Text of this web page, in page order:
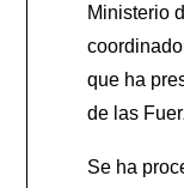
Ministerio
que ha
de las
Se ha